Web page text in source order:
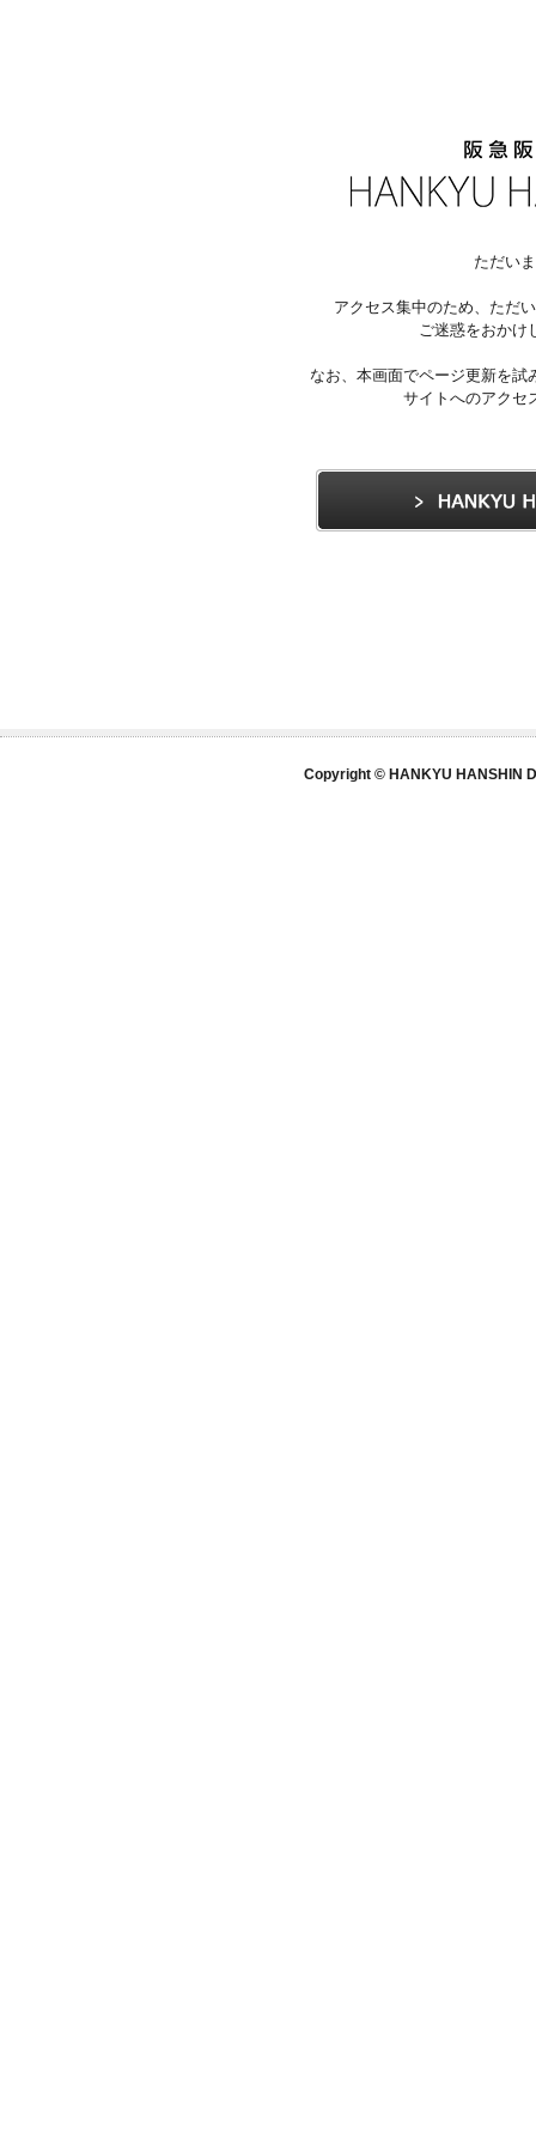
ただい
アクセス集中のため、ただ
ご迷惑をおかけ
なお、本画面でページ更新を
サイトへのアクセ
Copyright © HANKYU HANSHIN